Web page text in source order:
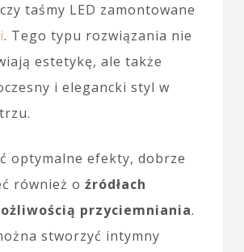
taśmy LED zamontowane
. Tego typu rozwiązania nie
estetykę, ale także
i elegancki styl w
optymalne efekty, dobrze
również o źródłach
przyciemniania.
stworzyć intymny